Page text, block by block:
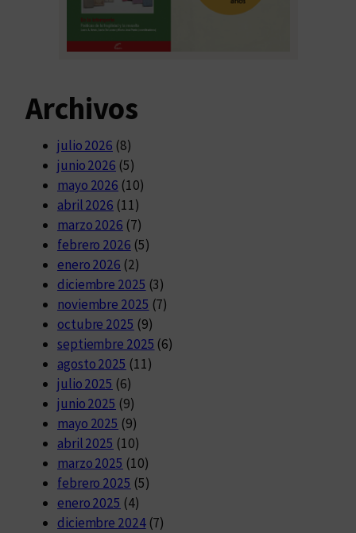
Archivos
julio 2026 (8)
junio 2026 (5)
mayo 2026 (10)
abril 2026 (11)
marzo 2026 (7)
febrero 2026 (5)
enero 2026 (2)
diciembre 2025 (3)
noviembre 2025 (7)
octubre 2025 (9)
septiembre 2025 (6)
agosto 2025 (11)
julio 2025 (6)
junio 2025 (9)
mayo 2025 (9)
abril 2025 (10)
marzo 2025 (10)
febrero 2025 (5)
enero 2025 (4)
diciembre 2024(7)